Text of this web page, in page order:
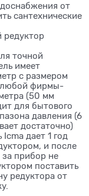
от
сантехнические
редуктор
точной
имеет
с размером
фирмы-
(50 мм
для бытового
давления (6
достаточно)
дает 1 год
и после
за прибор не
поставить
редуктора от